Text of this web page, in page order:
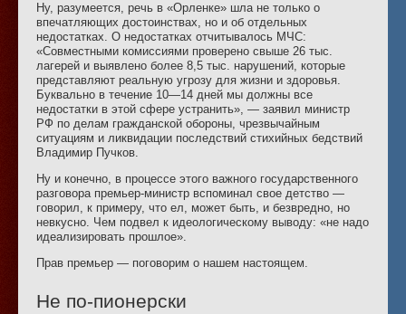
Ну, разумеется, речь в «Орленке» шла не только о
впечатляющих достоинствах, но и об отдельных
недостатках. О недостатках отчитывалось МЧС:
«Совместными комиссиями проверено свыше 26 тыс.
лагерей и выявлено более 8,5 тыс. нарушений, которые
представляют реальную угрозу для жизни и здоровья.
Буквально в течение 10—14 дней мы должны все
недостатки в этой сфере устранить», — заявил министр
РФ по делам гражданской обороны, чрезвычайным
ситуациям и ликвидации последствий стихийных бедствий
Владимир Пучков.
Ну и конечно, в процессе этого важного государственного
разговора премьер-министр вспоминал свое детство —
говорил, к примеру, что ел, может быть, и безвредно, но
невкусно. Чем подвел к идеологическому выводу: «не надо
идеализировать прошлое».
Прав премьер — поговорим о нашем настоящем.
Не по-пионерски